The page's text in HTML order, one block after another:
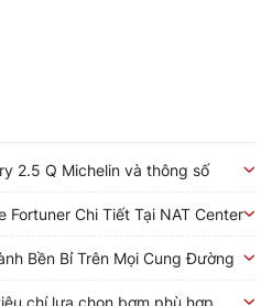
2.5 Q Michelin và thông số
Fortuner Chi Tiết Tại NAT Center
Bền Bỉ Trên Mọi Cung Đường